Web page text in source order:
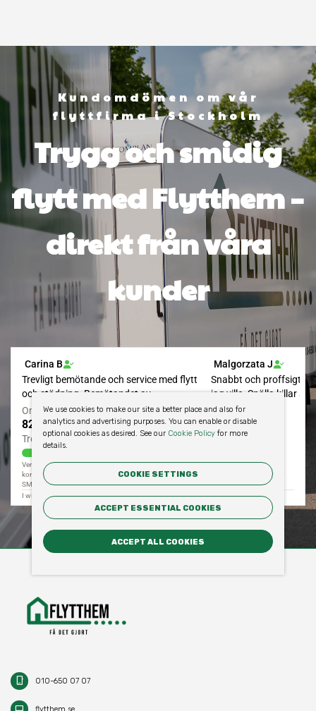
Kundomdömen om vår
flyttfirma i Stockholm
Trygg och smidig
flytt med Flytthem –
direkt från våra
kunder
phone_iphone 010-650 07 07
flytthem.se
We use cookies to make our site a better place and also for
analytics and advertising purposes. You can enable or disable
optional cookies as desired. See our Cookie Policyfor more
details.
COOKIE SETTINGS
ACCEPT ESSENTIAL COOKIES
ACCEPT ALL COOKIES